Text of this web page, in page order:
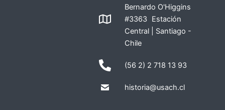
Bernardo O'Higgins
#3363 Estación
Central | Santiago -
Chile
(56 2) 2 718 13 93
historia@usach.cl